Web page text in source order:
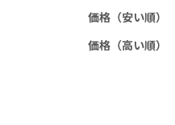
価格（安い順）
価格（高い順）